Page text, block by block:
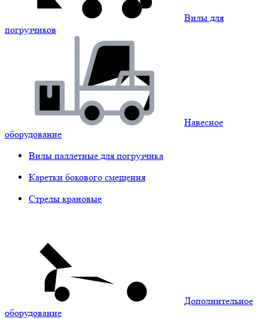
Вилы для
погрузчиков
Навесное
оборудование
Вилы паллетные для погрузчика
Каретки бокового смещения
Стрелы крановые
Дополнительное
оборудование